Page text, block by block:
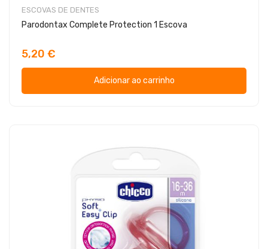
ESCOVAS DE DENTES
Parodontax Complete Protection 1 Escova
5,20 €
Adicionar ao carrinho